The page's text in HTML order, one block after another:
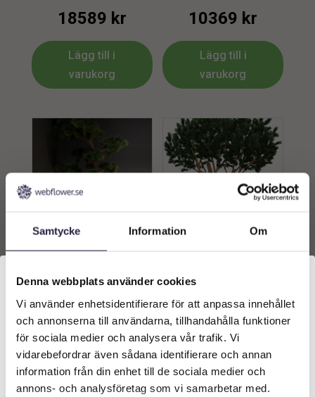
Samtycke Information Om
Denna webbplats använder cookies
Vi använder enhetsidentifierare för att anpassa innehållet
och annonserna till användarna, tillhandahålla funktioner
för sociala medier och analysera vår trafik. Vi
vidarebefordrar även sådana identifierare och annan
information från din enhet till de sociala medier och
annons- och analysföretag som vi samarbetar med.
18589 kr
Lägg till i
varukorg
10369 kr
Lägg till i
varukorg
Tall | Konstgjort Pineträd
14719kr
Lägg till i
varukorg
38199
Lägg till i
varukorg
Välkommen till Webflower
Vilken typ av kund är du? Du kan alltid justera ditt val
längst upp på sidan.
Företagskund (exkl. moms)